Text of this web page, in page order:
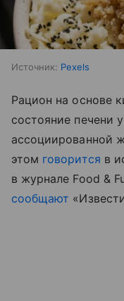
Источник: Pexels
Рацион на основе
состояние печени
ассоциированной
этом говорится в
в журнале Food &
сообщают